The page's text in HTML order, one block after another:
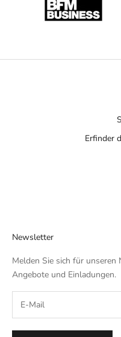
Erfinder
Newsletter
Melden Sie sich für
Angebote und Einladungen.